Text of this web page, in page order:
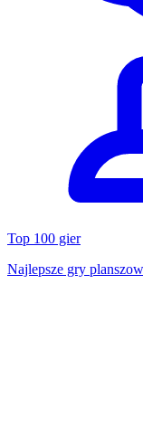
Top 100 gier
Najlepsze gry